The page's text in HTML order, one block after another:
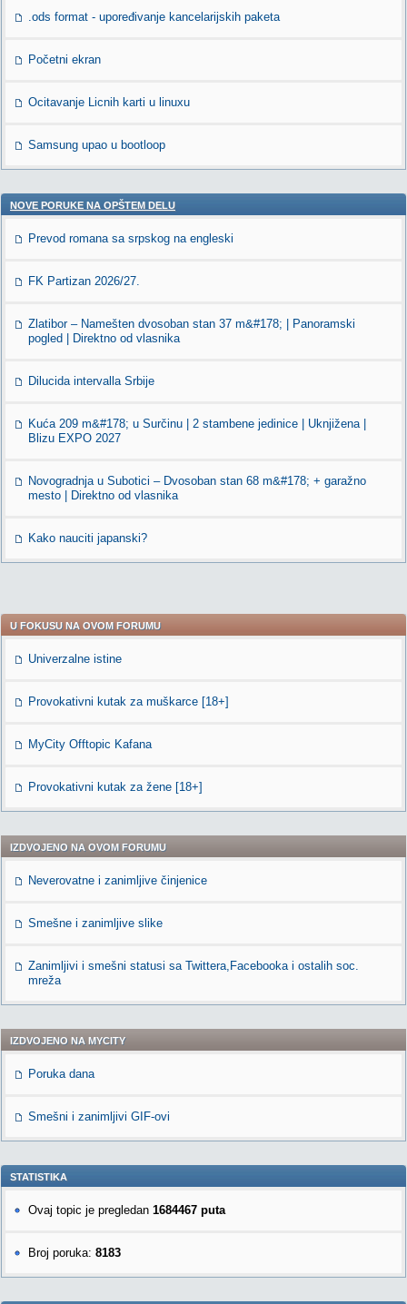
.ods format - upoređivanje kancelarijskih paketa
Početni ekran
Ocitavanje Licnih karti u linuxu
Samsung upao u bootloop
NOVE PORUKE NA OPŠTEM DELU
Prevod romana sa srpskog na engleski
FK Partizan 2026/27.
Zlatibor – Namešten dvosoban stan 37 m&#178; | Panoramski
pogled | Direktno od vlasnika
Dilucida intervalla Srbije
Kuća 209 m&#178; u Surčinu | 2 stambene jedinice | Uknjižena |
Blizu EXPO 2027
Novogradnja u Subotici – Dvosoban stan 68 m&#178; + garažno
mesto | Direktno od vlasnika
Kako nauciti japanski?
U FOKUSU NA OVOM FORUMU
Univerzalne istine
Provokativni kutak za muškarce [18+]
MyCity Offtopic Kafana
Provokativni kutak za žene [18+]
IZDVOJENO NA OVOM FORUMU
Neverovatne i zanimljive činjenice
Smešne i zanimljive slike
Zanimljivi i smešni statusi sa Twittera,Facebooka i ostalih soc.
mreža
IZDVOJENO NA MYCITY
Poruka dana
Smešni i zanimljivi GIF-ovi
STATISTIKA
Ovaj topic je pregledan 1684467 puta
Broj poruka: 8183